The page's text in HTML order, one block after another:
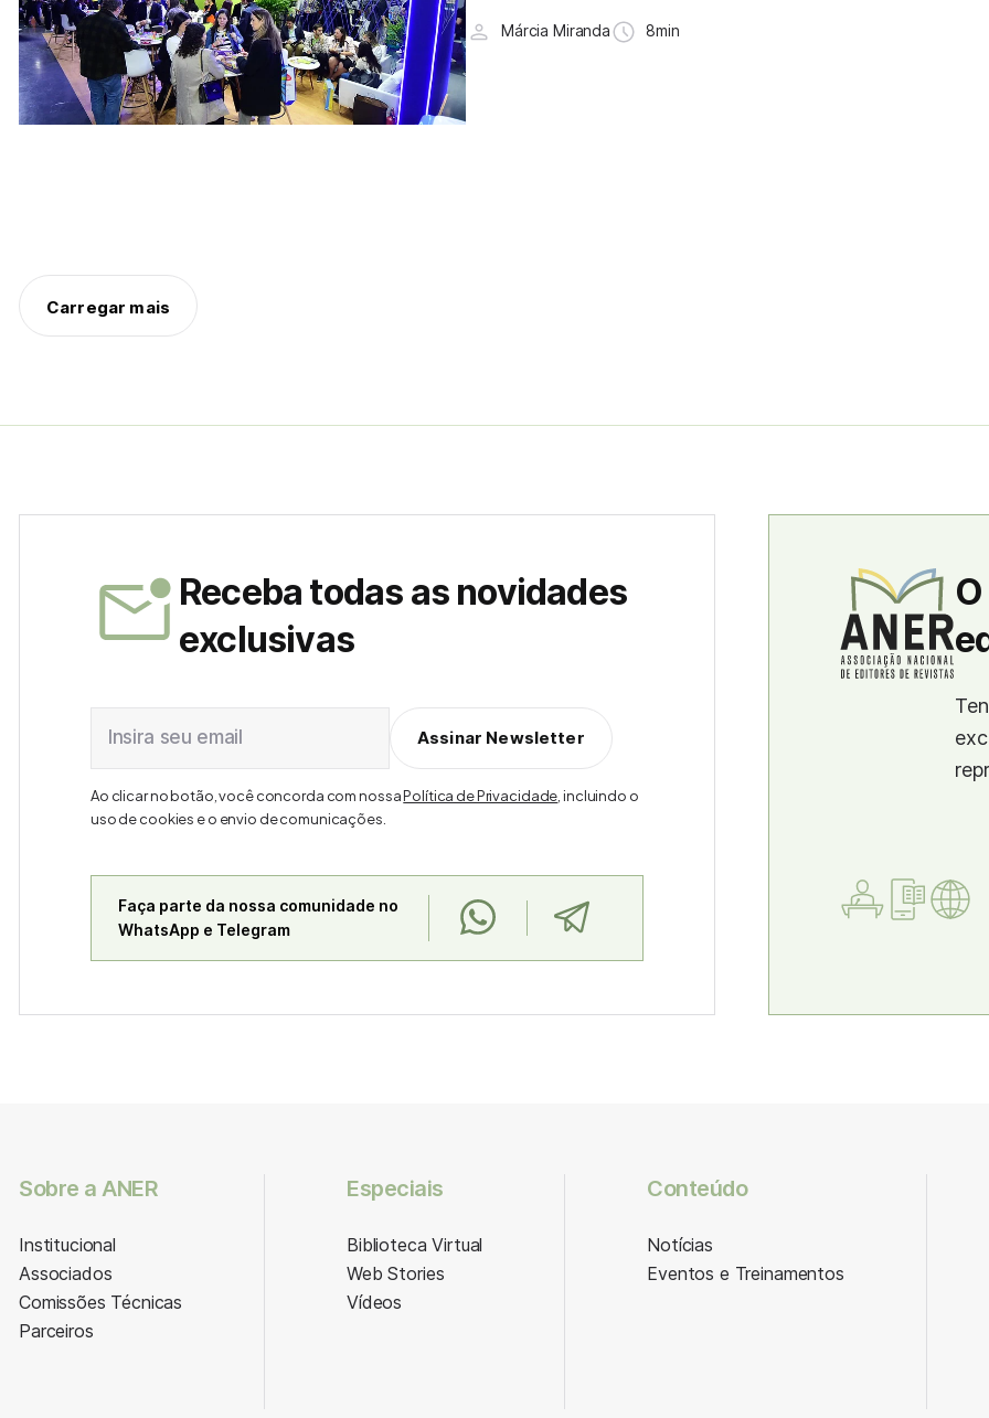
Márcia Miranda 8min
Carregar mais
Receba todas as novidades
exclusivas
Insira seu email Assinar Newsletter
Ao clicar no botão, você concorda com nossaPolítica de Privacidade , incluindo o
uso de cookies e o envio de comunicações.
Faça parte da nossa comunidade no
WhatsApp e Telegram
Sobre a ANER
Institucional
Associados
Comissões Técnicas
Parceiros
Especiais
Biblioteca Virtual
Web Stories
Vídeos
Conteúdo
Notícias
Eventos e Treinamentos